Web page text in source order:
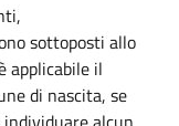
sottoposti allo
applicabile il
di nascita, se